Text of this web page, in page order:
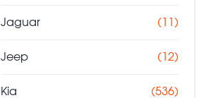
Jaguar (11)
Jeep (12)
Kia (536)